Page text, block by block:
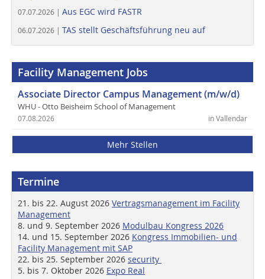
07.07.2026 | Aus EGC wird FASTR
06.07.2026 | TAS stellt Geschäftsführung neu auf
Facility Management Jobs
Associate Director Campus Management (m/w/d)
WHU - Otto Beisheim School of Management
in Vallendar
07.08.2026
Mehr Stellen
Termine
21. bis 22. August 2026 Vertragsmanagement im Facility
Management
8. und 9. September 2026 Modulbau Kongress 2026
14. und 15. September 2026 Kongress Immobilien- und
Facility Management mit SAP
22. bis 25. September 2026 security
5. bis 7. Oktober 2026 Expo Real